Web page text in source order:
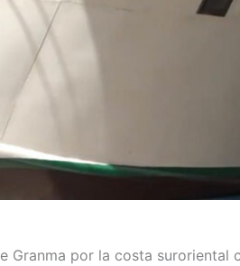
Granma por la costa suroriental